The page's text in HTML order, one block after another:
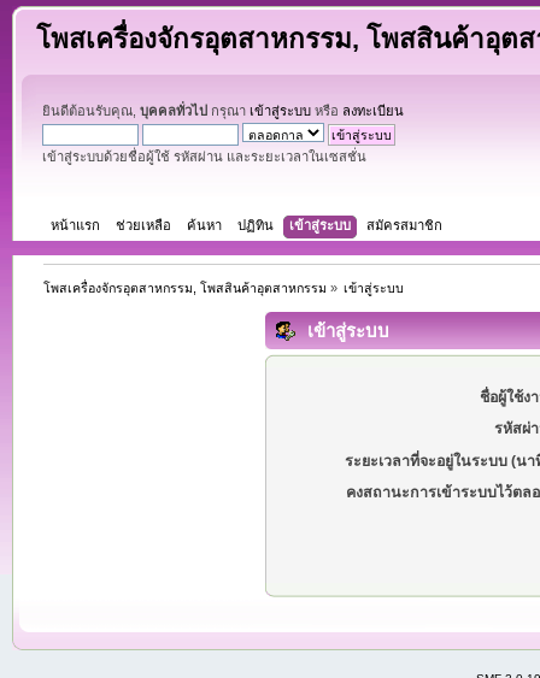
โพสเครื่องจักรอุตสาหกรรม, โพสสินค้าอุต
ยินดีต้อนรับคุณ, บุคคลทั่วไป กรุณา เข้าสู่ระบบหรือ ลงทะเบียน
เข้าสู่ระบบด้วยชื่อผู้ใช้ รหัสผ่าน และระยะเวลาในเซสชั่น
หน้าแรก ช่วยเหลือ ค้นหา ปฏิทิน เข้าสู่ระบบ สมัครสมาชิก
โพสเครื่องจักรอุตสาหกรรม, โพสสินค้าอุตสาหกรรม » เข้าสู่ระบบ
เข้าสู่ระบบ
ชื่อผู้ใช้ง
รหัสผ่
ระยะเวลาที่จะอยู่ในระบบ (นา
คงสถานะการเข้าระบบไว้ตล